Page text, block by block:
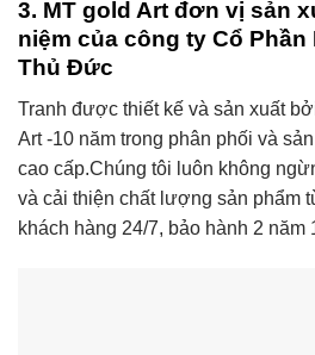
3. MT gold Art đơn vị sản
niệm của công ty Cổ Phần
Thủ Đức
Tranh được thiết kế và sản xuất
Art -10 năm trong phân phối và
cao cấp.Chúng tôi luôn không
và cải thiện chất lượng sản phẩm
khách hàng 24/7, bảo hành 2 năm